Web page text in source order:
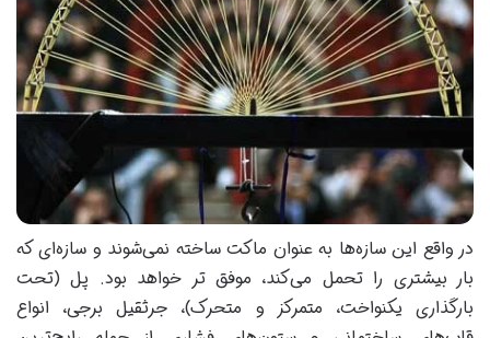
در واقع این سازه‌ها به عنوان ماکت ساخته نمی‌شوند و سازه‌ای که
بار بیشتری را تحمل می‌کند، موفق تر خواهد بود. پل (تحت
بارگذاری یکنواخت، متمرکز و متحرک)، جرثقیل برجی، انواع